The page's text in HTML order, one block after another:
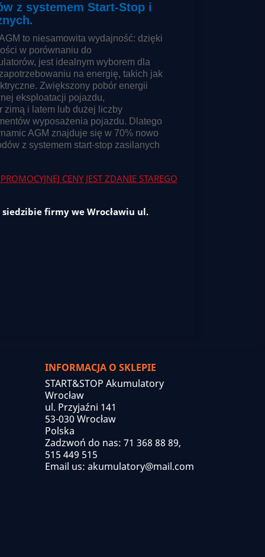
z systemem Start-Stop i
to niesamowita wydajność: dzięki
w porównaniu do
jest idealnym wyborem dla
na energię, takich jak
Zwiększony pobór energii
eksploatacji pojazdu,
zimą i latem lub dużej liczby
wyposażenia pojazdu. Dlatego
AGM znajduje się w 70% nowo
z systemem start-stop zasilanych
CENY JEST ZDANIE STAREGO
firmy we Wrocławiu ul.
INFORMACJA O SKLEPIE
START&STOP Akumulatory
Wrocław
ul. Przyjaźni 141
53-030 Wrocław
Polska
Zadzwoń do nas: 71 368 88 89,
515 449 515
Email us: akumulatory@mail.com